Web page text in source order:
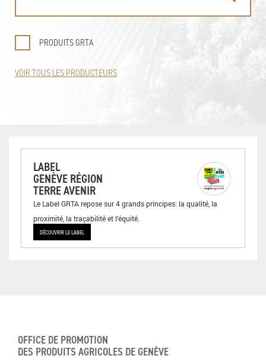
PRODUITS GRTA
VOIR TOUS LES PRODUCTEURS
LABEL
GENÈVE RÉGION
TERRE AVENIR
Le Label GRTA repose sur 4 grands principes: la qualité, la
proximité, la traçabilité et l’équité.
DÉCOUVRIR LE LABEL
OFFICE DE PROMOTION
DES PRODUITS AGRICOLES DE GENÈVE